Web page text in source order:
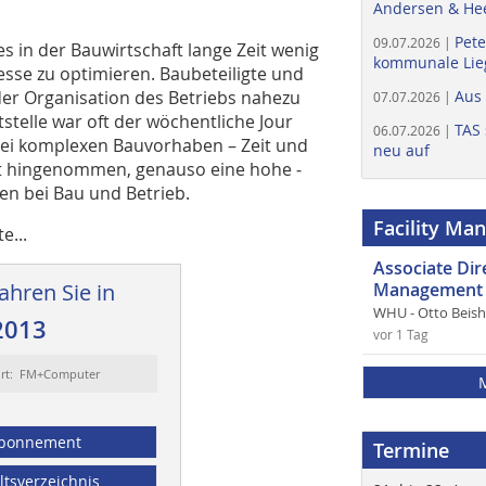
in der Bauwirtschaft lange Zeit wenig
zu optimieren. Baubeteiligte und
Organisation des Betriebs nahezu
war oft der wöchentliche Jour
komplexen Bauvorhaben – Zeit und
genauso eine hohe
bei Bau und Betrieb.
Sie in
FM+Computer
Andersen &
09.07.2026 |
kommunale
07.07.2026 | Aus
06.07.2026 |
neu auf
Facility
Associate
WHU - Otto
vor 1 Tag
Termine